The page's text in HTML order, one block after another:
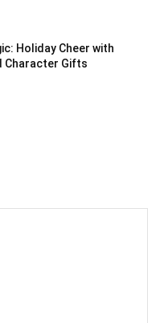
Holiday Cheer with
Character Gifts